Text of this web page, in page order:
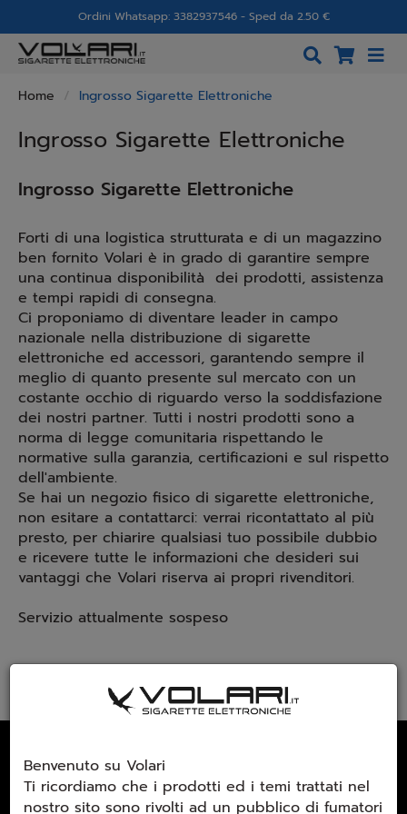
Ordini Whatsapp: 3382937546 - Sped da 2.50 €
Home Ingrosso Sigarette Elettroniche
Ingrosso Sigarette Elettroniche
Ingrosso Sigarette Elettroniche
Forti di una logistica strutturata e di un magazzino
ben fornito Volari è in grado di garantire sempre
una continua disponibilità dei prodotti, assistenza
e tempi rapidi di consegna.
Ci proponiamo di diventare leader in campo
nazionale nella distribuzione di sigarette
elettroniche ed accessori, garantendo sempre il
meglio di quanto presente sul mercato con un
costante occhio di riguardo verso la soddisfazione
dei nostri partner. Tutti i nostri prodotti sono a
norma di legge comunitaria rispettando le
normative sulla garanzia, certificazioni e sul rispetto
dell'ambiente.
Se hai un negozio fisico di sigarette elettroniche,
non esitare a contattarci: verrai ricontattato al più
presto, per chiarire qualsiasi tuo possibile dubbio
e ricevere tutte le informazioni che desideri sui
vantaggi che Volari riserva ai propri rivenditori.
Servizio attualmente sospeso
Email Newsletter
Iscriviti gratuitamente alla nostra
Benvenuto su Volari
Ti ricordiamo che i prodotti ed i temi trattati nel
nostro sito sono rivolti ad un pubblico di fumatori